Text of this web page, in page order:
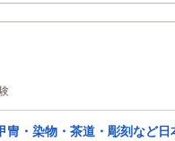
冑・染物・茶道・彫刻など